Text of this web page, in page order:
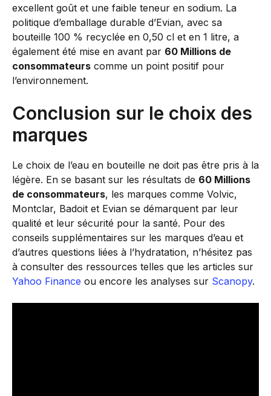
excellent goût et une faible teneur en sodium. La
politique d’emballage durable d’Evian, avec sa
bouteille 100 % recyclée en 0,50 cl et en 1 litre, a
également été mise en avant par 60 Millions de
consommateurs comme un point positif pour
l’environnement.
Conclusion sur le choix des
marques
Le choix de l’eau en bouteille ne doit pas être pris à la
légère. En se basant sur les résultats de 60 Millions
de consommateurs, les marques comme Volvic,
Montclar, Badoit et Evian se démarquent par leur
qualité et leur sécurité pour la santé. Pour des
conseils supplémentaires sur les marques d’eau et
d’autres questions liées à l’hydratation, n’hésitez pas
à consulter des ressources telles que les articles sur
Yahoo Finance ou encore les analyses sur Scanopy.